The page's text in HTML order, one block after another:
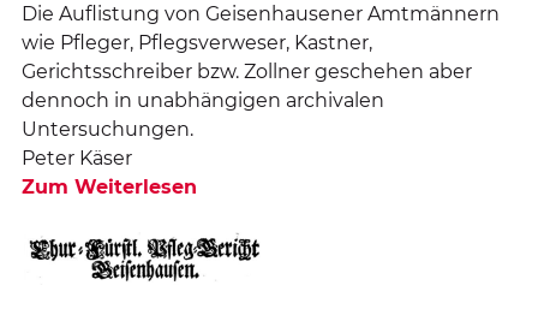
Die Auflistung von Geisenhausener Amtmännern
wie Pfleger, Pflegsverweser, Kastner,
Gerichtsschreiber bzw. Zollner geschehen aber
dennoch in unabhängigen archivalen
Untersuchungen.
Peter Käser
Zum Weiterlesen